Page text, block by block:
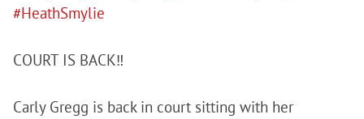
#HeathSmylie
COURT IS BACK‼️
Carly Gregg is back in court sitting with her